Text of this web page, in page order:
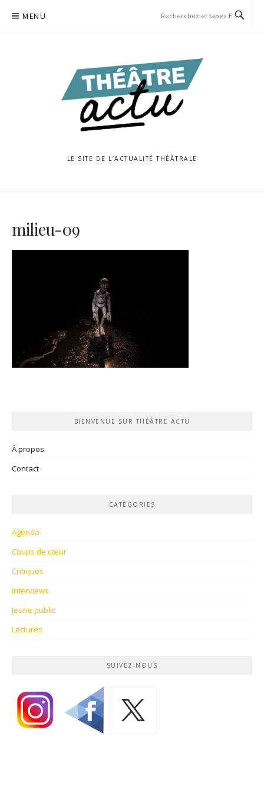
MENU
LE SITE DE L’ACTUALITÉ THÉÂTRALE
milieu-09
BIENVENUE SUR THÉÂTRE ACTU
À propos
Contact
CATÉGORIES
Agenda
Coups de cœur
Critiques
Interviews
Jeune public
Lectures
SUIVEZ-NOUS